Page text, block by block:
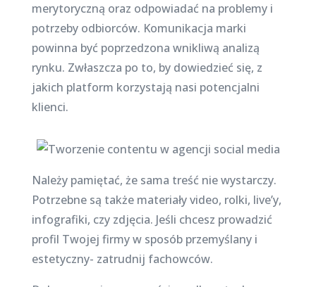
merytoryczną oraz odpowiadać na problemy i
potrzeby odbiorców. Komunikacja marki
powinna być poprzedzona wnikliwą analizą
rynku. Zwłaszcza po to, by dowiedzieć się, z
jakich platform korzystają nasi potencjalni
klienci.
Należy pamiętać, że sama treść nie wystarczy.
Potrzebne są także materiały video, rolki, live’y,
infografiki, czy zdjęcia. Jeśli chcesz prowadzić
profil Twojej firmy w sposób przemyślany i
estetyczny- zatrudnij fachowców.